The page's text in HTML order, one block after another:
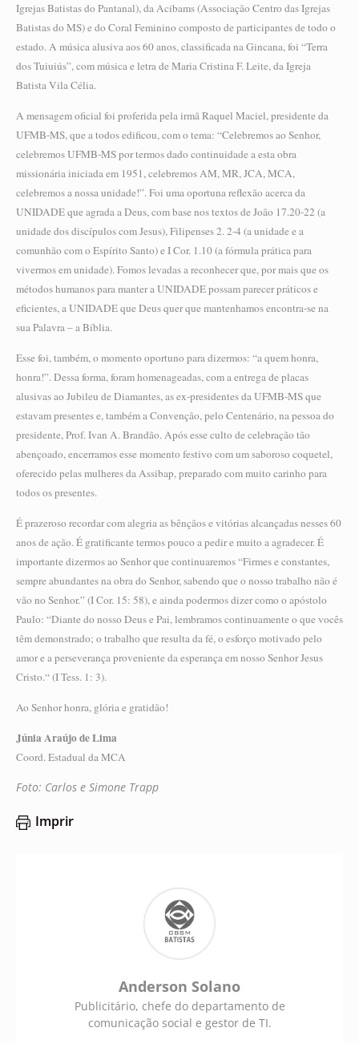
Igrejas Batistas do Pantanal), da Acibams (Associação Centro das Igrejas
Batistas do MS) e do Coral Feminino composto de participantes de todo o
estado. A música alusiva aos 60 anos, classificada na Gincana, foi “Terra
dos Tuiuiús”, com música e letra de Maria Cristina F. Leite, da Igreja
Batista Vila Célia.
A mensagem oficial foi proferida pela irmã Raquel Maciel, presidente da
UFMB-MS, que a todos edificou, com o tema: “Celebremos ao Senhor,
celebremos UFMB-MS por termos dado continuidade a esta obra
missionária iniciada em 1951, celebremos AM, MR, JCA, MCA,
celebremos a nossa unidade!”. Foi uma oportuna reflexão acerca da
UNIDADE que agrada a Deus, com base nos textos de João 17.20-22 (a
unidade dos discípulos com Jesus), Filipenses 2. 2-4 (a unidade e a
comunhão com o Espírito Santo) e I Cor. 1.10 (a fórmula prática para
vivermos em unidade). Fomos levadas a reconhecer que, por mais que os
métodos humanos para manter a UNIDADE possam parecer práticos e
eficientes, a UNIDADE que Deus quer que mantenhamos encontra-se na
sua Palavra – a Bíblia.
Esse foi, também, o momento oportuno para dizermos: “a quem honra,
honra!”. Dessa forma, foram homenageadas, com a entrega de placas
alusivas ao Jubileu de Diamantes, as ex-presidentes da UFMB-MS que
estavam presentes e, também a Convenção, pelo Centenário, na pessoa do
presidente, Prof. Ivan A. Brandão. Após esse culto de celebração tão
abençoado, encerramos esse momento festivo com um saboroso coquetel,
oferecido pelas mulheres da Assibap, preparado com muito carinho para
todos os presentes.
É prazeroso recordar com alegria as bênçãos e vitórias alcançadas nesses 60
anos de ação. É gratificante termos pouco a pedir e muito a agradecer. É
importante dizermos ao Senhor que continuaremos “Firmes e constantes,
sempre abundantes na obra do Senhor, sabendo que o nosso trabalho não é
vão no Senhor.” (I Cor. 15: 58), e ainda podermos dizer como o apóstolo
Paulo: “Diante do nosso Deus e Pai, lembramos continuamente o que vocês
têm demonstrado; o trabalho que resulta da fé, o esforço motivado pelo
amor e a perseverança proveniente da esperança em nosso Senhor Jesus
Cristo.“ (I Tess. 1: 3).
Ao Senhor honra, glória e gratidão!
Júnia Araújo de Lima
Coord. Estadual da MCA
Foto: Carlos e Simone Trapp
Imprir
Publicitário, chefe do departamento de
comunicação social e gestor de TI.
Anderson Solano